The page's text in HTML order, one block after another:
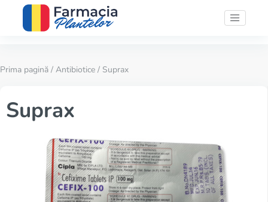
Prima pagină / Antibiotice / Suprax
Suprax